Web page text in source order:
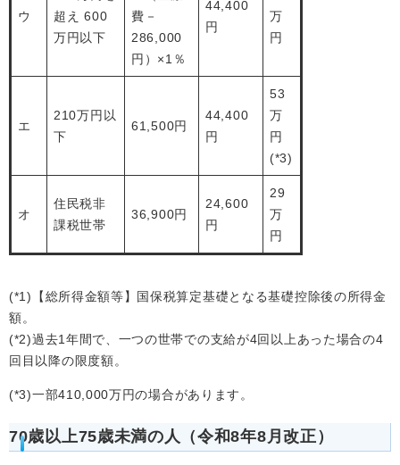
ウ
超え 600
万円以下
費－
286,000
円）×1％
44,400
円
万
円
エ
210万円以
下
61,500円
44,400
円
53
万
円
(*3)
オ
住民税非
課税世帯
36,900円
24,600
円
29
万
円
(*1)【総所得金額等】国保税算定基礎となる基礎控除後の所得金
額。
(*2)過去1年間で、一つの世帯での支給が4回以上あった場合の4
回目以降の限度額。
(*3)一部410,000万円の場合があります。
70歳以上75歳未満の人（令和8年8月改正）